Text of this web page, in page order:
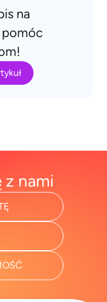
na
pomóc
nami